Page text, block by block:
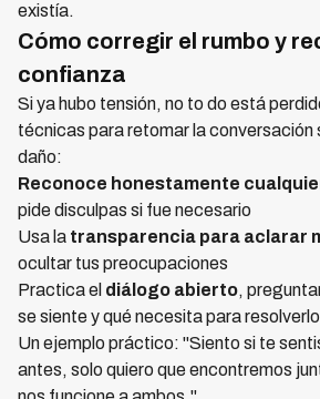
existía.
Cómo corregir el rumbo y
confianza
Si ya hubo tensión, no to do está
técnicas para retomar la conversación
daño:
Reconoce honestamente
pide disculpas si fue necesario
Usa la transparencia para aclarar
ocultar tus preocupaciones
Practica el diálogo abierto,
se siente y qué necesita para resolverlo
Un ejemplo práctico: "Siento si te
antes, solo quiero que encontremos